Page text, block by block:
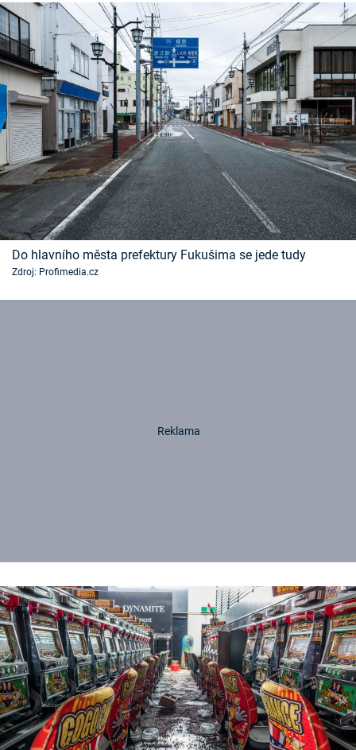
Do hlavního města prefektury Fukušima se jede tudy
Zdroj: Profimedia.cz